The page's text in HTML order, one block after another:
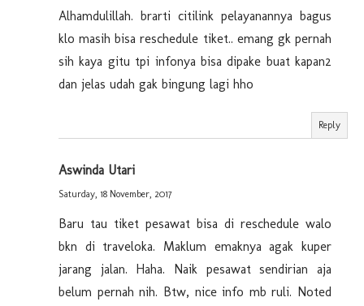
Alhamdulillah. brarti citilink pelayanannya bagus
klo masih bisa reschedule tiket.. emang gk pernah
sih kaya gitu tpi infonya bisa dipake buat kapan2
dan jelas udah gak bingung lagi hho
Reply
Aswinda Utari
Saturday, 18 November, 2017
Baru tau tiket pesawat bisa di reschedule walo
bkn di traveloka. Maklum emaknya agak kuper
jarang jalan. Haha. Naik pesawat sendirian aja
belum pernah nih. Btw, nice info mb ruli. Noted